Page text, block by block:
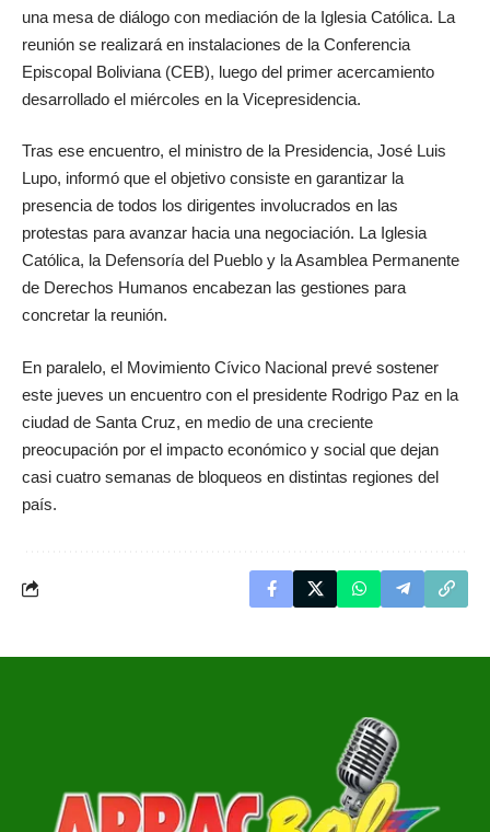
una mesa de diálogo con mediación de la Iglesia Católica. La
reunión se realizará en instalaciones de la Conferencia
Episcopal Boliviana (CEB), luego del primer acercamiento
desarrollado el miércoles en la Vicepresidencia.
Tras ese encuentro, el ministro de la Presidencia, José Luis
Lupo, informó que el objetivo consiste en garantizar la
presencia de todos los dirigentes involucrados en las
protestas para avanzar hacia una negociación. La Iglesia
Católica, la Defensoría del Pueblo y la Asamblea Permanente
de Derechos Humanos encabezan las gestiones para
concretar la reunión.
En paralelo, el Movimiento Cívico Nacional prevé sostener
este jueves un encuentro con el presidente Rodrigo Paz en la
ciudad de Santa Cruz, en medio de una creciente
preocupación por el impacto económico y social que dejan
casi cuatro semanas de bloqueos en distintas regiones del
país.